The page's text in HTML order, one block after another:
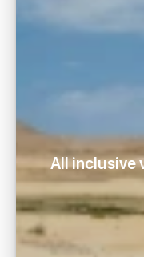
All inclusive